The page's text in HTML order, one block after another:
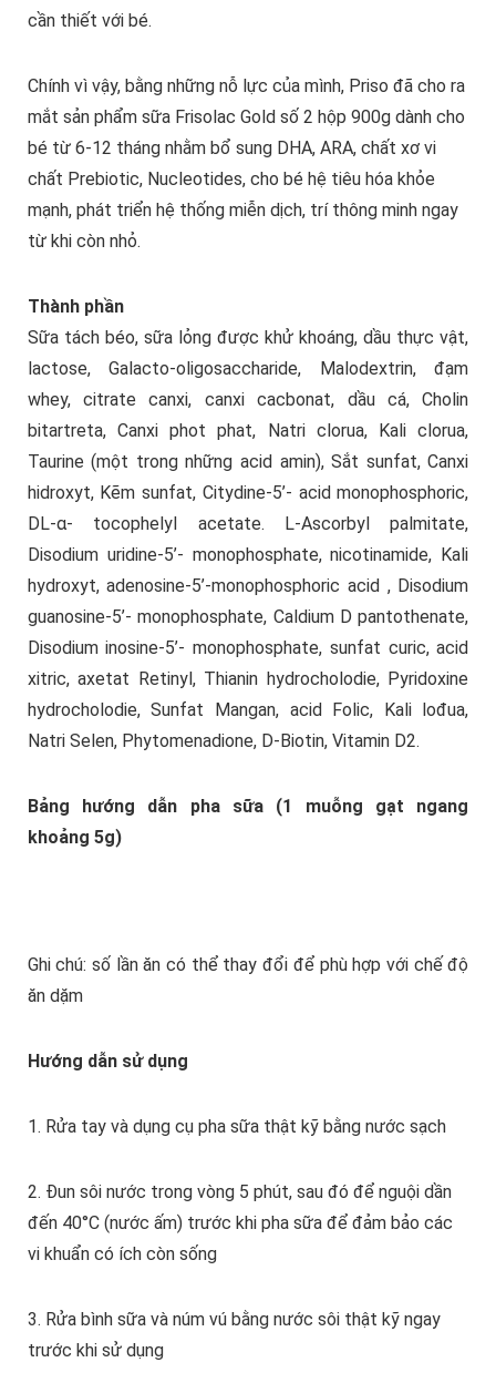
cần thiết với bé.
Chính vì vậy, bằng những nỗ lực của mình, Priso đã cho ra
mắt sản phẩm sữa Frisolac Gold số 2 hộp 900g dành cho
bé từ 6-12 tháng nhằm bổ sung DHA, ARA, chất xơ vi
chất Prebiotic, Nucleotides, cho bé hệ tiêu hóa khỏe
mạnh, phát triển hệ thống miễn dịch, trí thông minh ngay
từ khi còn nhỏ.
Thành phần
Sữa tách béo, sữa lỏng được khử khoáng, dầu thực vật,
lactose, Galacto-oligosaccharide, Malodextrin, đạm
whey, citrate canxi, canxi cacbonat, dầu cá, Cholin
bitartreta, Canxi phot phat, Natri clorua, Kali clorua,
Taurine (một trong những acid amin), Sắt sunfat, Canxi
hidroxyt, Kẽm sunfat, Citydine-5’- acid monophosphoric,
DL-α- tocophelyl acetate. L-Ascorbyl palmitate,
Disodium uridine-5’- monophosphate, nicotinamide, Kali
hydroxyt, adenosine-5’-monophosphoric acid , Disodium
guanosine-5’- monophosphate, Caldium D pantothenate,
Disodium inosine-5’- monophosphate, sunfat curic, acid
xitric, axetat Retinyl, Thianin hydrocholodie, Pyridoxine
hydrocholodie, Sunfat Mangan, acid Folic, Kali lođua,
Natri Selen, Phytomenadione, D-Biotin, Vitamin D2.
Bảng hướng dẫn pha sữa (1 muỗng gạt ngang
khoảng 5g)
Ghi chú: số lần ăn có thể thay đổi để phù hợp với chế độ
ăn dặm
Hướng dẫn sử dụng
1. Rửa tay và dụng cụ pha sữa thật kỹ bằng nước sạch
2. Đun sôi nước trong vòng 5 phút, sau đó để nguội dần
đến 40°C (nước ấm) trước khi pha sữa để đảm bảo các
vi khuẩn có ích còn sống
3. Rửa bình sữa và núm vú bằng nước sôi thật kỹ ngay
trước khi sử dụng